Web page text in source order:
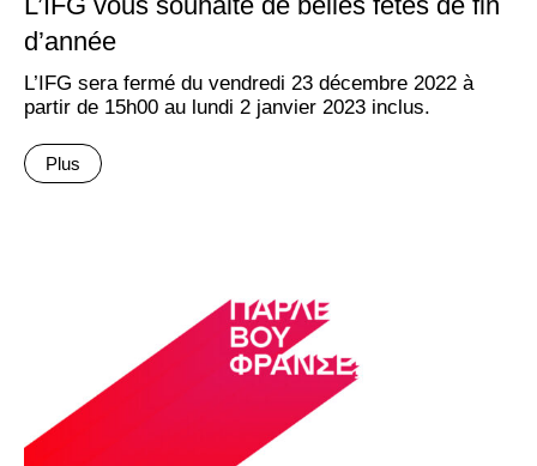
d’année
L’IFG sera fermé du vendredi 23 décembre 2022 à
partir de 15h00 au lundi 2 janvier 2023 inclus.
Plus